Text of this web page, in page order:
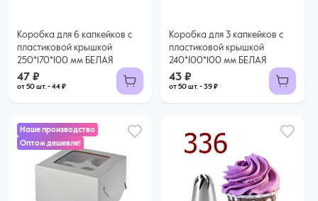
Коробка для 6 капкейков с
пластиковой крышкой
250*170*100 мм БЕЛАЯ
47 ₽
от 50 шт. - 44 ₽
Коробка для 3 капкейков с
пластиковой крышкой
240*100*100 мм БЕЛАЯ
43 ₽
от 50 шт. - 39 ₽
Наше производство
Оптом дешевле!
35 ₽ за шт. при заказе от 25 шт.